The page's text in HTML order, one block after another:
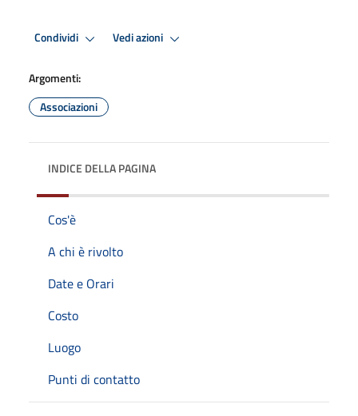
Condividi Vedi azioni
Argomenti:
Associazioni
INDICE DELLA PAGINA
Cos'è
A chi è rivolto
Date e Orari
Costo
Luogo
Punti di contatto